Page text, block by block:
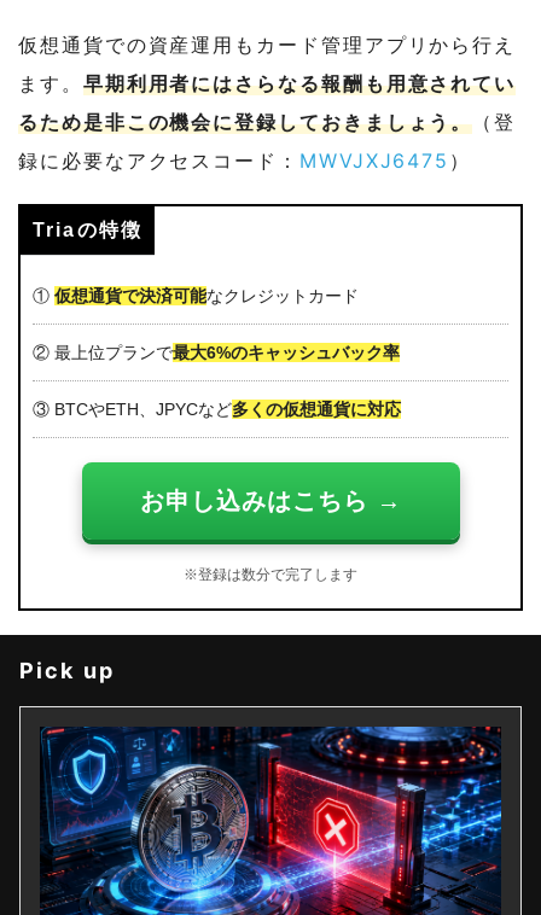
仮想通貨での資産運用もカード管理アプリから行え
ます。 早期利用者にはさらなる報酬も用意されてい
るため是非この機会に登録しておきましょう。 （登
録に必要なアクセスコード： MWVJXJ6475 ）
Triaの特徴
① 仮想通貨で決済可能なクレジットカード
② 最上位プランで最大6%のキャッシュバック率
③ BTCやETH、JPYCなど多くの仮想通貨に対応
お申し込みはこちら →
※登録は数分で完了します
Pick up